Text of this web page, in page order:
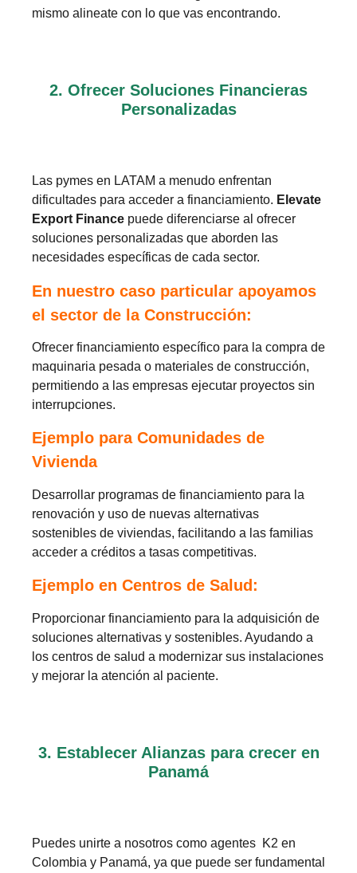
mismo alineate con lo que vas encontrando.
2. Ofrecer Soluciones Financieras
Personalizadas
Las pymes en LATAM a menudo enfrentan
dificultades para acceder a financiamiento. Elevate
Export Finance puede diferenciarse al ofrecer
soluciones personalizadas que aborden las
necesidades específicas de cada sector.
En nuestro caso particular apoyamos
el sector de la Construcción:
Ofrecer financiamiento específico para la compra de
maquinaria pesada o materiales de construcción,
permitiendo a las empresas ejecutar proyectos sin
interrupciones.
Ejemplo para Comunidades de
Vivienda
Desarrollar programas de financiamiento para la
renovación y uso de nuevas alternativas
sostenibles de viviendas, facilitando a las familias
acceder a créditos a tasas competitivas.
Ejemplo en Centros de Salud:
Proporcionar financiamiento para la adquisición de
soluciones alternativas y sostenibles. Ayudando a
los centros de salud a modernizar sus instalaciones
y mejorar la atención al paciente.
3. Establecer Alianzas para crecer en
Panamá
Puedes unirte a nosotros como agentes K2 en
Colombia y Panamá, ya que puede ser fundamental